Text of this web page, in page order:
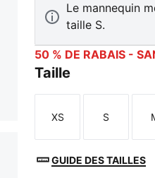
Le mannequin
taille S.
50 % DE RABAIS -
Taille
Taille
XS
Taille
S
GUIDE DES TAILLES